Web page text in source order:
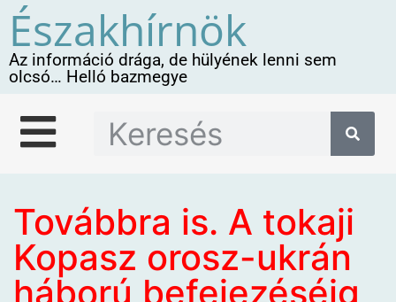
Északhírnök
Az információ drága, de hülyének lenni sem
olcsó… Helló bazmegye
Továbbra is. A tokaji
Kopasz orosz-ukrán
háború befejezéséig